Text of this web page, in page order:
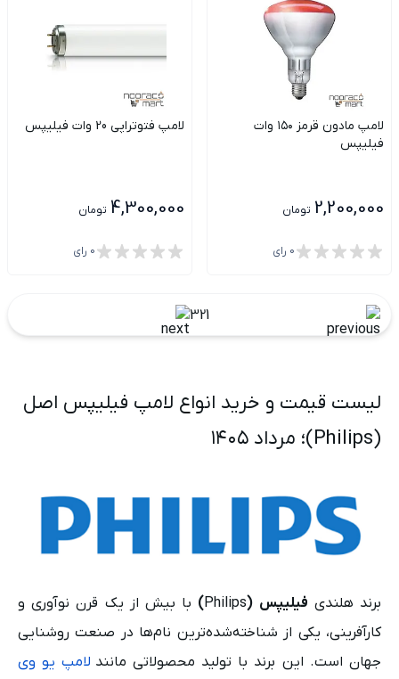
لامپ مادون قرمز ۱۵۰ وات
فیلیپس
2,200,000 تومان
0 رای
لامپ فتوتراپی 20 وات فیلیپس
4,300,000 تومان
0 رای
1
2
3
لیست قیمت و خرید انواع لامپ فیلیپس اصل
(Philips)؛ مرداد ۱۴۰۵
برند هلندی فیلیپس (Philips
) با بیش از یک قرن نوآوری و
کارآفرینی، یکی از شناخته‌شده‌ترین نام‌ها در صنعت روشنایی
جهان است. این برند با تولید محصولاتی مانند لامپ یو وی